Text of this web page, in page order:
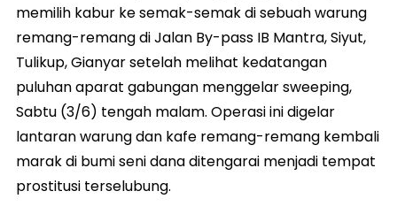
memilih kabur ke semak-semak di sebuah warung
remang-remang di Jalan By-pass IB Mantra, Siyut,
Tulikup, Gianyar setelah melihat kedatangan
puluhan aparat gabungan menggelar sweeping,
Sabtu (3/6) tengah malam. Operasi ini digelar
lantaran warung dan kafe remang-remang kembali
marak di bumi seni dana ditengarai menjadi tempat
prostitusi terselubung.